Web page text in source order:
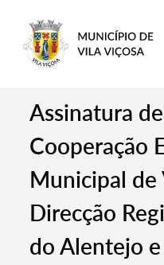
Assinatura
Cooperação
Municipal de
Direcção
do Alentejo